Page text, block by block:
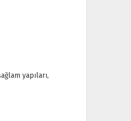
yapıları,